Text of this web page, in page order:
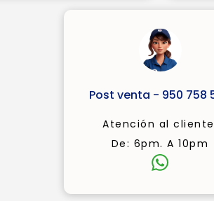
Post venta - 950 758
Atención al
De: 6pm. A 10pm